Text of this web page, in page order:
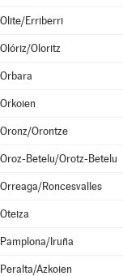
Olite/Erriberri
Olóriz/Oloritz
Orbara
Orkoien
Oronz/Orontze
Oroz-Betelu/Orotz-Betelu
Orreaga/Roncesvalles
Oteiza
Pamplona/Iruña
Peralta/Azkoien